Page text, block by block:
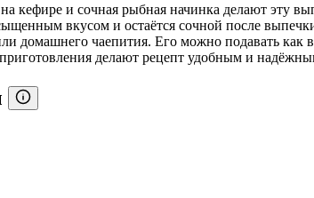
кефире и сочная рыбная начинка делают эту
вкусом и остаётся сочной после
домашнего чаепития. Его можно подавать
приготовления делают рецепт удобным и